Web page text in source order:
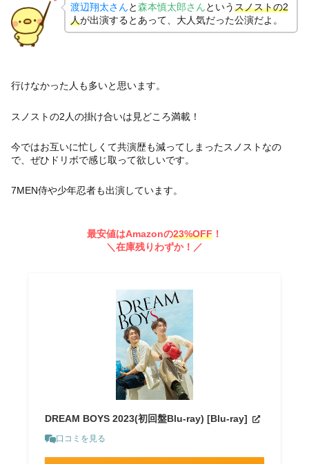
渡辺翔太さんと森本慎太郎さんというスノストの2
人が出演するとあって、大人気だった公演だよ。
行けなかった人も多いと思います。
スノストの2人の掛け合いは見どころ満載！
今ではお互いに忙しくて共演歴も減ってしまったスノストなの
で、ぜひドリボで感じ取って欲しいです。
7MEN侍や少年忍者も出演しています。
最安値はAmazonの23%OFF ！
＼在庫残りわずか！／
DREAM BOYS 2023(初回盤Blu-ray) [Blu-ray]
口コミを見る